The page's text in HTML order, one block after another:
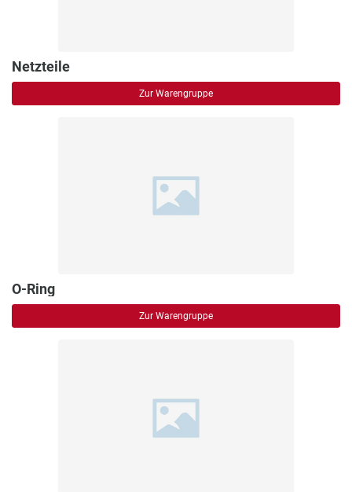
Netzteile
Zur Warengruppe
O-Ring
Zur Warengruppe